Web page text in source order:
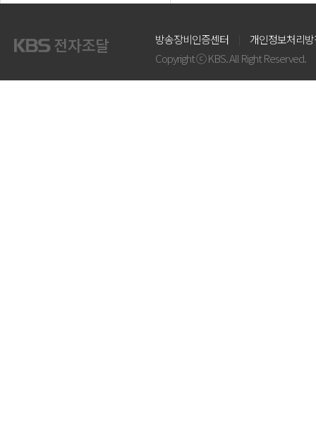
방송장비인증센터
개인정보처리
Copyright ⓒ KBS. All Right Reserved.